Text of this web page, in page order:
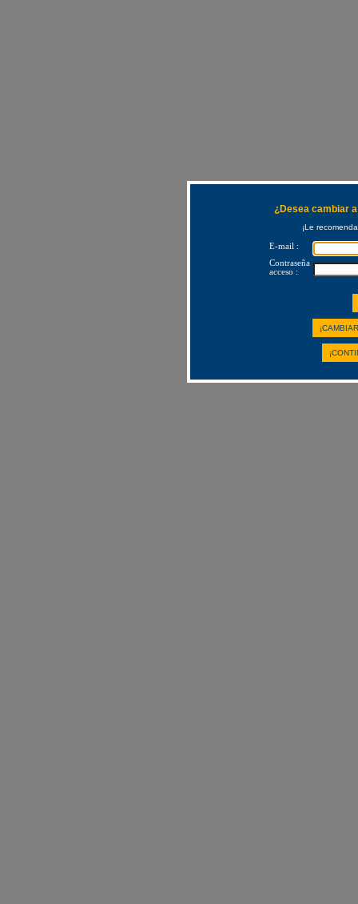
¿Desea cambiar
¡Le
E-mail :
Contraseña
acceso :